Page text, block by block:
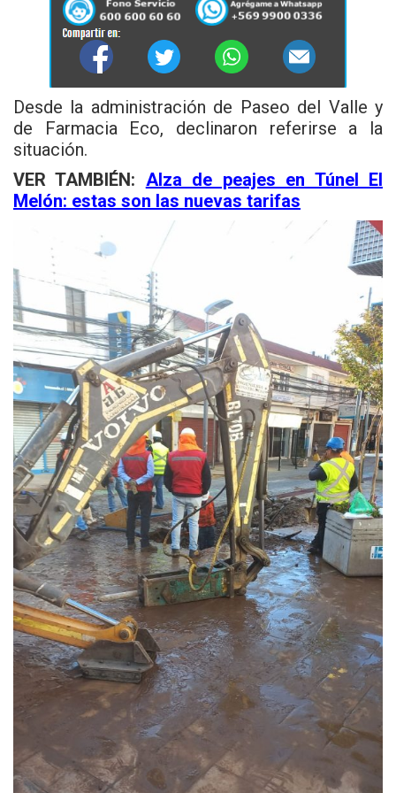
Desde la administración de Paseo del Valle y
de Farmacia Eco, declinaron referirse a la
situación.
VER TAMBIÉN: Alza de peajes en Túnel El
Melón: estas son las nuevas tarifas